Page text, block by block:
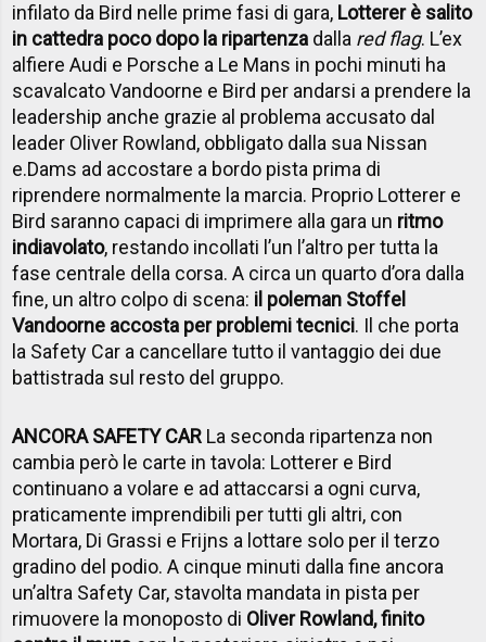
infilato da Bird nelle prime fasi di gara, Lotterer è salito
in cattedra poco dopo la ripartenza dalla red flag. L’ex
alfiere Audi e Porsche a Le Mans in pochi minuti ha
scavalcato Vandoorne e Bird per andarsi a prendere la
leadership anche grazie al problema accusato dal
leader Oliver Rowland, obbligato dalla sua Nissan
e.Dams ad accostare a bordo pista prima di
riprendere normalmente la marcia. Proprio Lotterer e
Bird saranno capaci di imprimere alla gara un ritmo
indiavolato, restando incollati l’un l’altro per tutta la
fase centrale della corsa. A circa un quarto d’ora dalla
fine, un altro colpo di scena: il poleman Stoffel
Vandoorne accosta per problemi tecnici. Il che porta
la Safety Car a cancellare tutto il vantaggio dei due
battistrada sul resto del gruppo.
ANCORA SAFETY CAR La seconda ripartenza non
cambia però le carte in tavola: Lotterer e Bird
continuano a volare e ad attaccarsi a ogni curva,
praticamente imprendibili per tutti gli altri, con
Mortara, Di Grassi e Frijns a lottare solo per il terzo
gradino del podio. A cinque minuti dalla fine ancora
un’altra Safety Car, stavolta mandata in pista per
rimuovere la monoposto di Oliver Rowland, finito